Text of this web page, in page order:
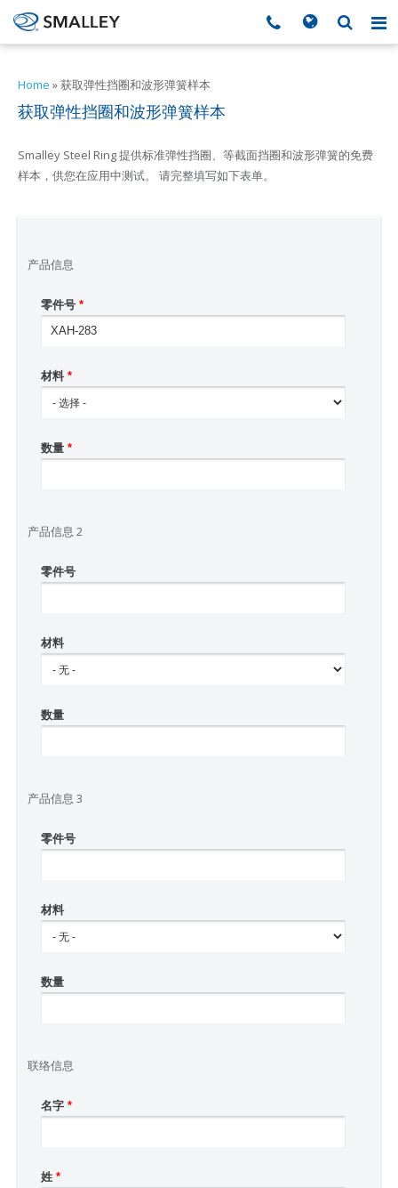
Search form
搜索
Home »获取弹性挡圈和波形弹簧样本
获取弹性挡圈和波形弹簧样本
Smalley Steel Ring 提供标准弹性挡圈、等截面挡圈和波形弹簧的免费
样本，供您在应用中测试。 请完整填写如下表单。
产品信息
零件号 *
材料 *
数量 *
产品信息 2
零件号
材料
数量
产品信息 3
零件号
材料
数量
联络信息
名字 *
姓 *